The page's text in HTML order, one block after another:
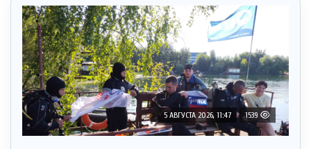
5 АВГУСТА 2026, 11:47 1539